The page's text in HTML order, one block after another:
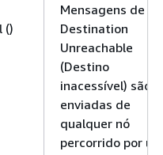
()
Mensagens de
Destination
Unreachable
(Destino
inacessível) são
enviadas de
qualquer nó
percorrido por um